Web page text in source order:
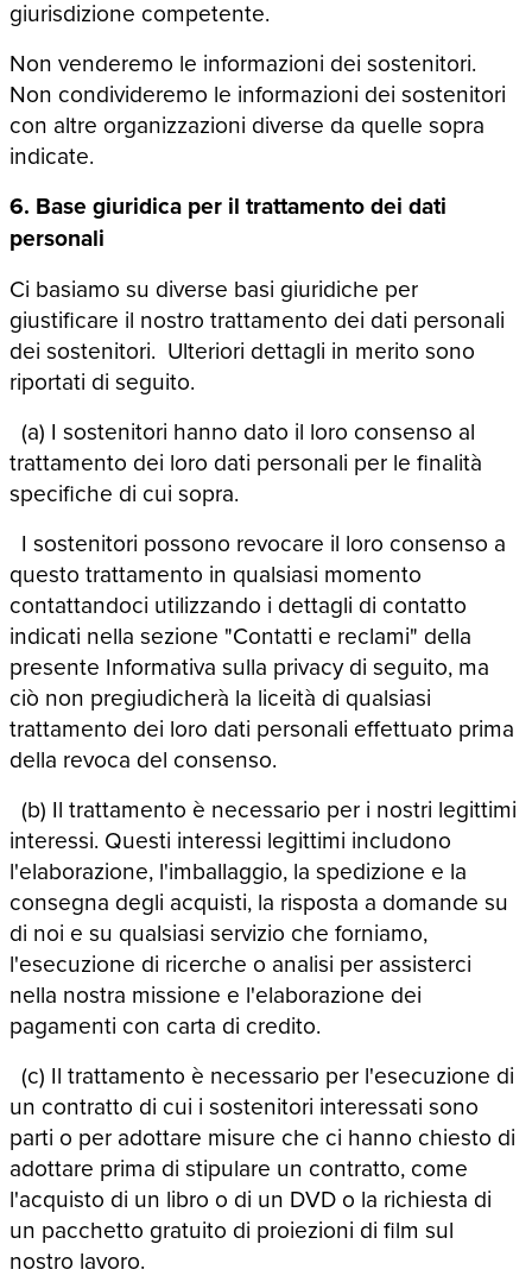
giurisdizione competente.
Non venderemo le informazioni dei sostenitori.
Non condivideremo le informazioni dei sostenitori
con altre organizzazioni diverse da quelle sopra
indicate.
6. Base giuridica per il trattamento dei dati
personali
Ci basiamo su diverse basi giuridiche per
giustificare il nostro trattamento dei dati personali
dei sostenitori. Ulteriori dettagli in merito sono
riportati di seguito.
(a) I sostenitori hanno dato il loro consenso al
trattamento dei loro dati personali per le finalità
specifiche di cui sopra.
I sostenitori possono revocare il loro consenso a
questo trattamento in qualsiasi momento
contattandoci utilizzando i dettagli di contatto
indicati nella sezione "Contatti e reclami" della
presente Informativa sulla privacy di seguito, ma
ciò non pregiudicherà la liceità di qualsiasi
trattamento dei loro dati personali effettuato prima
della revoca del consenso.
(b) Il trattamento è necessario per i nostri legittimi
interessi. Questi interessi legittimi includono
l'elaborazione, l'imballaggio, la spedizione e la
consegna degli acquisti, la risposta a domande su
di noi e su qualsiasi servizio che forniamo,
l'esecuzione di ricerche o analisi per assisterci
nella nostra missione e l'elaborazione dei
pagamenti con carta di credito.
(c) Il trattamento è necessario per l'esecuzione di
un contratto di cui i sostenitori interessati sono
parti o per adottare misure che ci hanno chiesto di
adottare prima di stipulare un contratto, come
l'acquisto di un libro o di un DVD o la richiesta di
un pacchetto gratuito di proiezioni di film sul
nostro lavoro.